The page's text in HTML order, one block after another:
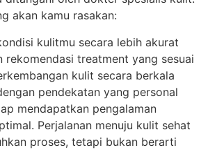
akan kamu rasakan:
kulitmu secara lebih akurat
rekomendasi treatment yang sesuai
kulit secara berkala
pendekatan yang personal
mendapatkan pengalaman
Perjalanan menuju kulit sehat
proses, tetapi bukan berarti